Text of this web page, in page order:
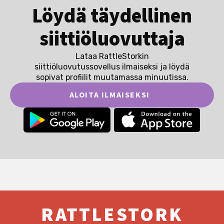
Löydä täydellinen
siittiöluovuttaja
Lataa RattleStorkin
siittiöluovutussovellus ilmaiseksi ja löydä
sopivat profiilit muutamassa minuutissa.
ALOITA ILMAISEKSI
RATTLESTORK